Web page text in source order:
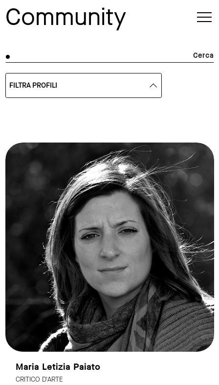
Community
Cerca
FILTRA PROFILI
Maria Letizia Paiato
CRITICO D'ARTE